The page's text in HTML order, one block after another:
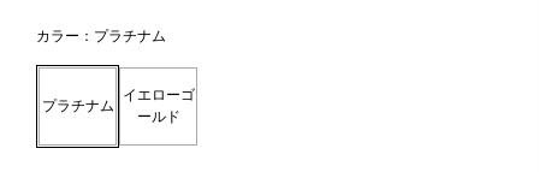
カラー：プラチナム
プラチナム
イエローゴ
ールド